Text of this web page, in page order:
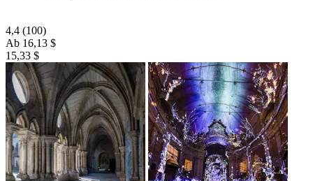
4,4 (100)
Ab 16,13 $
15,33 $